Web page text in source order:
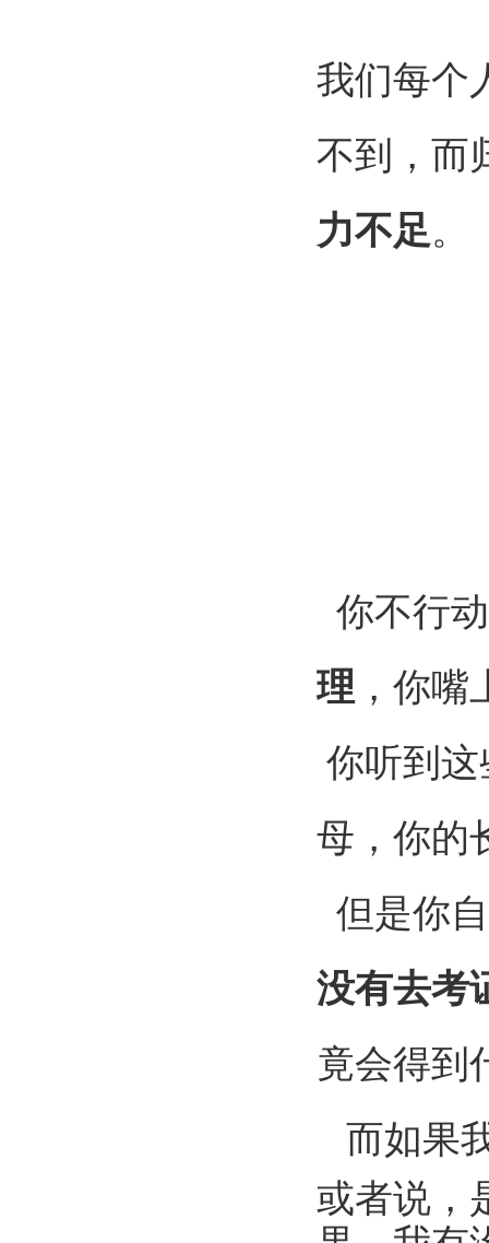
我们每个
不到，而
力不足。
你不行
理 ，你
你听到
母，你的
但是你
没有去考
竟会得到
而如果
或者说，